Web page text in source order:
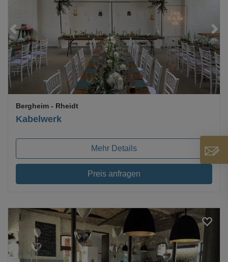
Kabelwerk
Bergheim - Rheidt
Mehr Details
Preis anfragen